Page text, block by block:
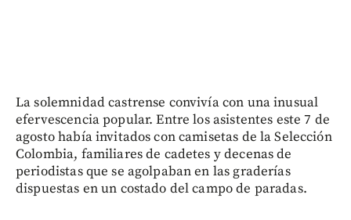
La solemnidad castrense convivía con una inusual
efervescencia popular. Entre los asistentes este 7 de
agosto había invitados con camisetas de la Selección
Colombia, familiares de cadetes y decenas de
periodistas que se agolpaban en las graderías
dispuestas en un costado del campo de paradas.